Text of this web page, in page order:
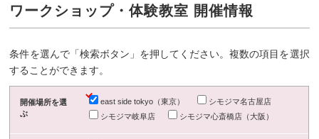
ワークショップ・体験教室 開催情報
条件を選んで「検索ボタン」を押してください。複数の項目を選択
することができます。
開催場所を選
ぶ
east side tokyo（東京）
シモジマ名古屋店
シモジマ岐阜店
シモジマ心斎橋店（大阪）